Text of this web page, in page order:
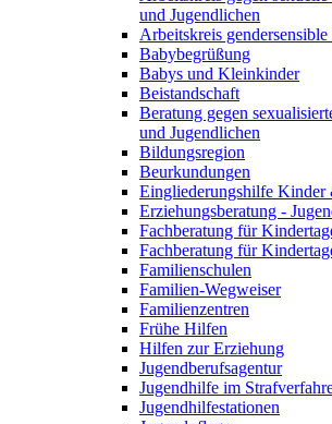
und Jugendlichen
Arbeitskreis gendersensible
Babybegrüßung
Babys und Kleinkinder
Beistandschaft
Beratung gegen
und Jugendlichen
Bildungsregion
Beurkundungen
Eingliederungshilfe Kinder
Erziehungsberatung -
Fachberatung für
Fachberatung für
Familienschulen
Familien-Wegweiser
Familienzentren
Frühe Hilfen
Hilfen zur Erziehung
Jugendberufsagentur
Jugendhilfe im
Jugendhilfestationen